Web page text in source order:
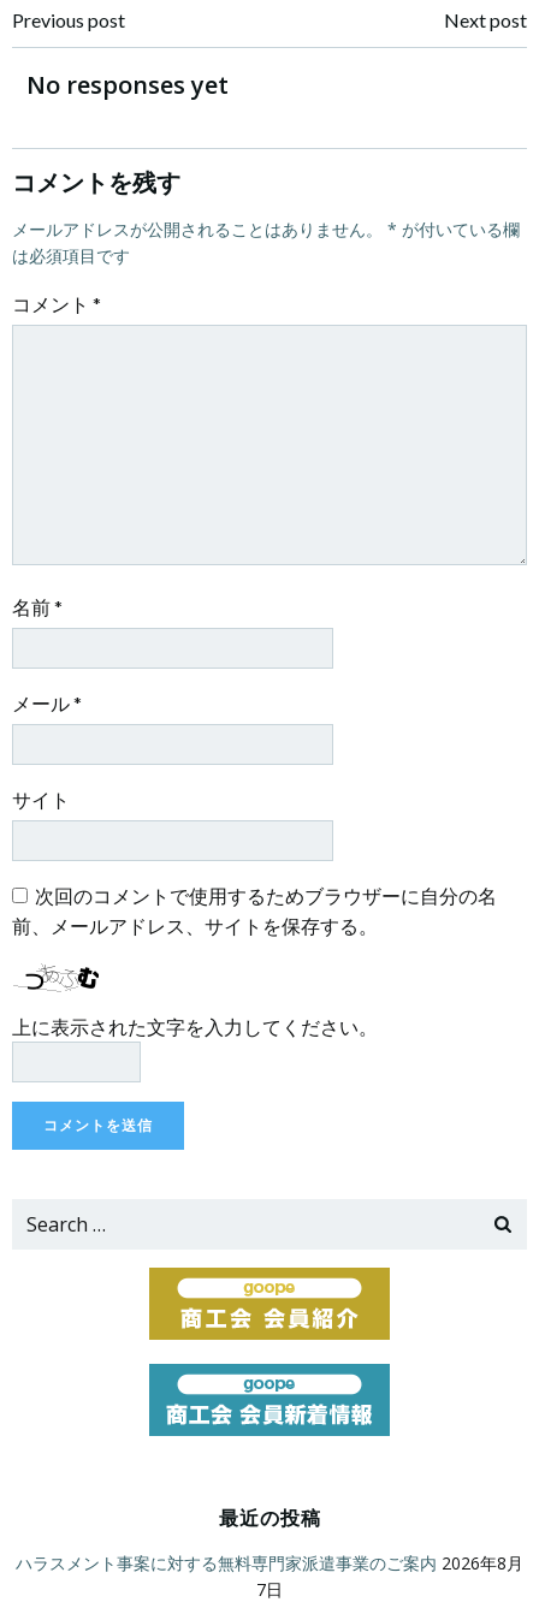
投
稿
ナ
ビ
ゲ
ー
Previous post
ナ
ゲ
Next post
No responses yet
コメントを残す
メールアドレスが公開されることはありません。 * が付いている欄
は必須項目です
コメント *
名前*
メール*
サイト
次回のコメントで使用するためブラウザーに自分の名
前、メールアドレス、サイトを保存する。
上に表示された文字を入力してください。
Search
最近の投稿
ハラスメント事案に対する無料専門家派遣事業のご案内 2026年8月
7日